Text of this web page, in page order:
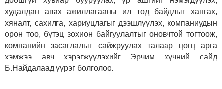
худалдан авах ажиллагааны ил тод байдлыг хангах,
хяналт, сахилга, хариуцлагыг дээшлүүлэх, компаниудын
орон тоо, бүтэц зохион байгуулалтыг оновчтой тогтоож,
компанийн засаглалыг сайжруулах талаар цогц арга
хэмжээ авч хэрэгжүүлэхийг Эрчим хүчний сайд
Б.Найдалаад үүрэг болголоо.